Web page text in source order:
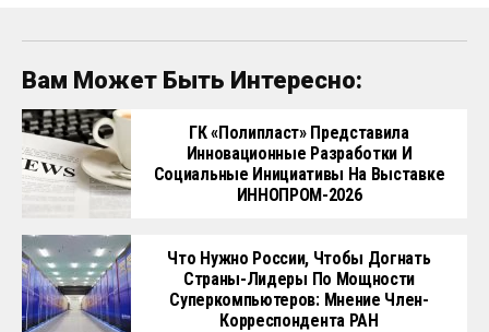
Вам Может Быть Интересно:
ГК «Полипласт» Представила
Инновационные Разработки И
Социальные Инициативы На Выставке
ИННОПРОМ-2026
Что Нужно России, Чтобы Догнать
Страны-Лидеры По Мощности
Суперкомпьютеров: Мнение Член-
Корреспондента РАН